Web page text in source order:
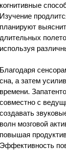
когнитивные
Изучение
планируют
длительных
используя
Благодаря
сна, а затем
времени.
совместно с
создавать
волн мозговой
повышая
Эффективность